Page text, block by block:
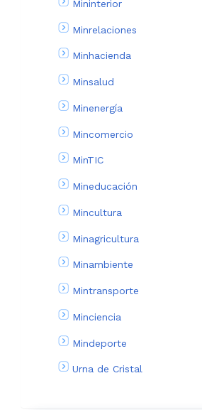
Mininterior
Minrelaciones
Minhacienda
Minsalud
Minenergía
Mincomercio
MinTIC
Mineducación
Mincultura
Minagricultura
Minambiente
Mintransporte
Minciencia
Mindeporte
Urna de Cristal